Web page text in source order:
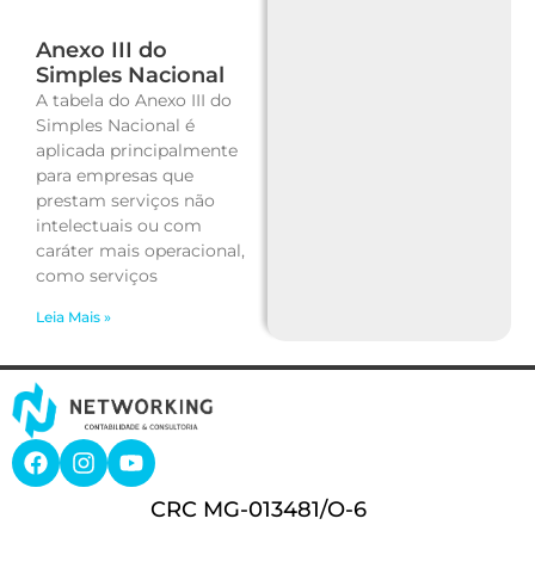
Anexo III do
Simples Nacional
A tabela do Anexo III do
Simples Nacional é
aplicada principalmente
para empresas que
prestam serviços não
intelectuais ou com
caráter mais operacional,
como serviços
Leia Mais »
CRC MG-013481/O-6